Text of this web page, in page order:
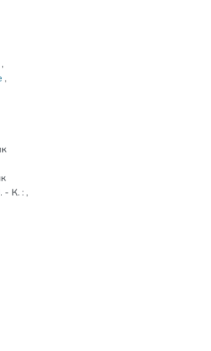
,
,
- К. : ,